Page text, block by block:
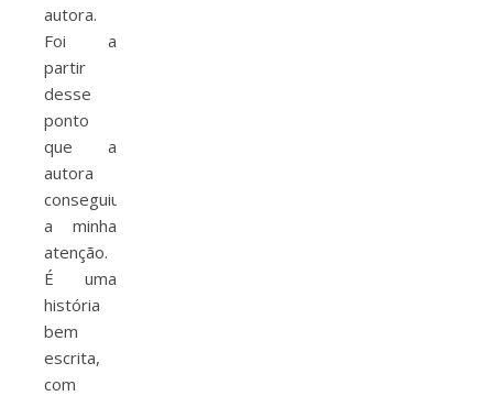
autora.
Foi a
partir
desse
ponto
que a
autora
conseguiu
a minha
atenção.
É uma
história
bem
escrita,
com